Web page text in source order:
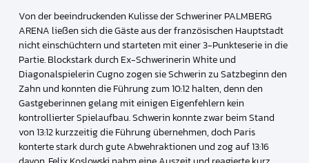
Von der beeindruckenden Kulisse der Schweriner PALMBERG
ARENA ließen sich die Gäste aus der französischen Hauptstadt
nicht einschüchtern und starteten mit einer 3-Punkteserie in die
Partie. Blockstark durch Ex-Schwerinerin White und
Diagonalspielerin Cugno zogen sie Schwerin zu Satzbeginn den
Zahn und konnten die Führung zum 10:12 halten, denn den
Gastgeberinnen gelang mit einigen Eigenfehlern kein
kontrollierter Spielaufbau. Schwerin konnte zwar beim Stand
von 13:12 kurzzeitig die Führung übernehmen, doch Paris
konterte stark durch gute Abwehraktionen und zog auf 13:16